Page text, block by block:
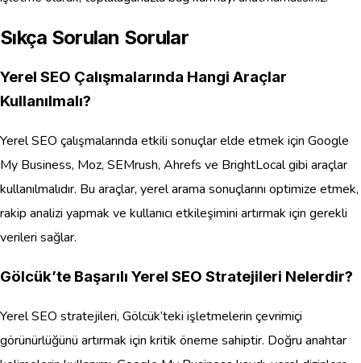
Sıkça Sorulan Sorular
Yerel SEO Çalışmalarında Hangi Araçlar
Kullanılmalı?
Yerel SEO çalışmalarında etkili sonuçlar elde etmek için Google
My Business, Moz, SEMrush, Ahrefs ve BrightLocal gibi araçlar
kullanılmalıdır. Bu araçlar, yerel arama sonuçlarını optimize etmek,
rakip analizi yapmak ve kullanıcı etkileşimini artırmak için gerekli
verileri sağlar.
Gölcük’te Başarılı Yerel SEO Stratejileri Nelerdir?
Yerel SEO stratejileri, Gölcük’teki işletmelerin çevrimiçi
görünürlüğünü artırmak için kritik öneme sahiptir. Doğru anahtar